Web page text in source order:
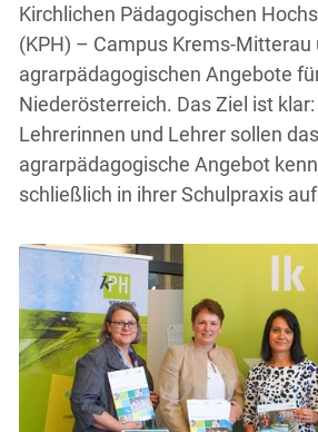
Kirchlichen Pädagogischen
(KPH) – Campus Krems-Mitterau
agrarpädagogischen Angebote
Niederösterreich. Das Ziel ist
Lehrerinnen und Lehrer sollen
agrarpädagogische Angebot
schließlich in ihrer Schulpraxis